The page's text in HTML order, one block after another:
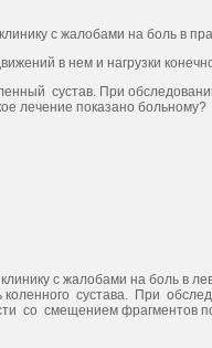
с жалобами на боль в
в нем и нагрузки
сустав. При
лечение показано больному?
с жалобами на боль в
коленного сустава. При
со смещением фрагментов